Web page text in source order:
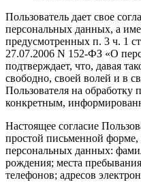
Пользователь дает свое
персональных данных, а
предусмотренных п. 3 ч. 1
27.07.2006 N 152-ФЗ «О
подтверждает, что, давая
свободно, своей волей и в
Пользователя на обработку
конкретным,
Настоящее согласие
простой письменной
персональных данных:
рождения; места
телефонов; адресов